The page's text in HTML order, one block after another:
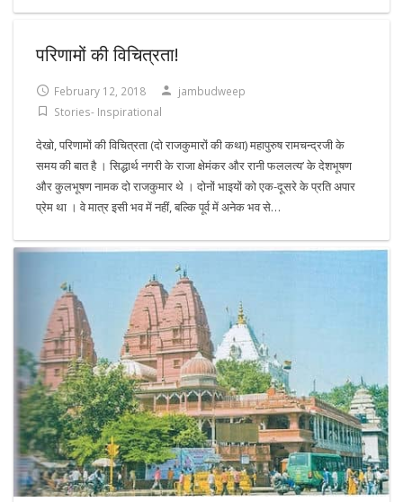
परिणामों की विचित्रता!
February 12, 2018
jambudweep
Stories- Inspirational
देखो, परिणामों की विचित्रता (दो राजकुमारों की कथा) महापुरुष रामचन्द्रजी के
समय की बात है । सिद्धार्थ नगरी के राजा क्षेमंकर और रानी फललत्य’ के देशभूषण
और कुलभूषण नामक दो राजकुमार थे । दोनों भाइयों को एक-दूसरे के प्रति अपार
प्रेम था । वे मात्र इसी भव में नहीं, बल्कि पूर्व में अनेक भव से…